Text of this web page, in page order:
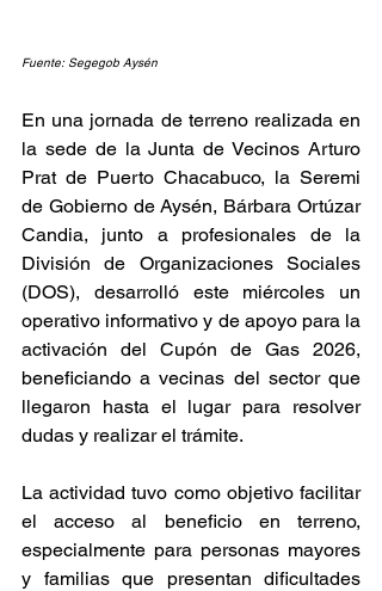
Fuente: Segegob Aysén
En una jornada de terreno realizada en
la sede de la Junta de Vecinos Arturo
Prat de Puerto Chacabuco, la Seremi
de Gobierno de Aysén, Bárbara Ortúzar
Candia, junto a profesionales de la
División de Organizaciones Sociales
(DOS), desarrolló este miércoles un
operativo informativo y de apoyo para la
activación del Cupón de Gas 2026,
beneficiando a vecinas del sector que
llegaron hasta el lugar para resolver
dudas y realizar el trámite.
La actividad tuvo como objetivo facilitar
el acceso al beneficio en terreno,
especialmente para personas mayores
y familias que presentan dificultades